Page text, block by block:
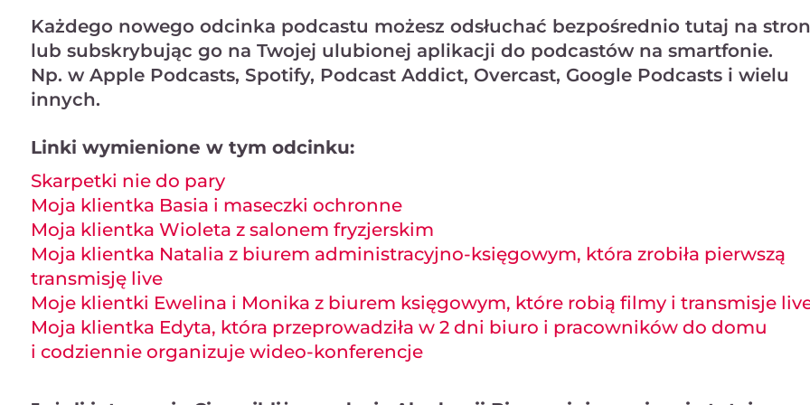
Każdego nowego odcinka podcastu możesz odsłuchać bezpośrednio tutaj na
lub subskrybując go na Twojej ulubionej aplikacji do podcastów na smartfonie.
Np. w Apple Podcasts, Spotify, Podcast Addict, Overcast, Google Podcasts i wielu
innych.
Linki wymienione w tym odcinku:
Skarpetki nie do pary
Moja klientka Basia i maseczki ochronne
Moja klientka Wioleta z salonem fryzjerskim
Moja klientka Natalia z biurem administracyjno-księgowym, która zrobiła pierwszą
transmisję live
Moje klientki Ewelina i Monika z biurem księgowym, które robią filmy i transmisje
Moja klientka Edyta, która przeprowadziła w 2 dni biuro i pracowników do domu
i codziennie organizuje wideo-konferencje